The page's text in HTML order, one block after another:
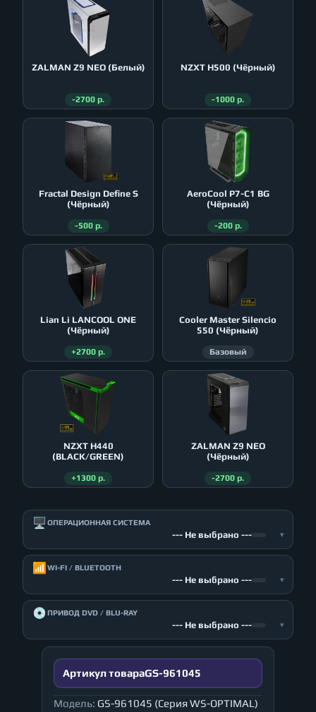
ZALMAN Z9 NEO (Белый)
-2700 р.
NZXT H500 (Чёрный)
-1000 р.
Fractal Design Define S
(Чёрный)
-500 р.
AeroСool P7-C1 BG
(Чёрный)
-200 р.
Lian Li LANCOOL ONE
(Чёрный)
+2700 р.
Cooler Master Silencio
550 (Чёрный)
Базовый
NZXT H440
(BLACK/GREEN)
+1300 р.
ZALMAN Z9 NEO
(Чёрный)
-2700 р.
🖥️ ОПЕРАЦИОННАЯ СИСТЕМА
--- Не выбрано --- ▾
📶 WI-FI / BLUETOOTH
--- Не выбрано --- ▾
💿ПРИВОД DVD / BLU-RAY
--- Не выбрано --- ▾
Артикул товараGS-961045
Модель: GS-961045 (Серия WS-OPTIMAL)